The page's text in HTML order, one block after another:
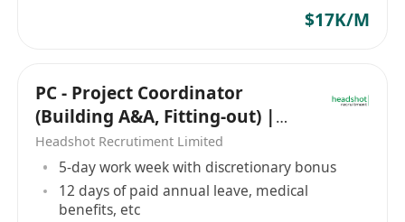
$17K/M
PC - Project Coordinator
(Building A&A, Fitting-out) |
HK$18,000 - HK$24,000
Headshot Recrutiment Limited
5-day work week with discretionary bonus
12 days of paid annual leave, medical
benefits, etc